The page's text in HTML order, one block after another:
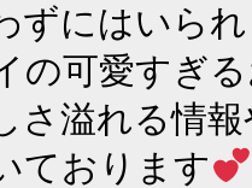
ずにはいら
の可愛すぎ
さ溢れる情
ております